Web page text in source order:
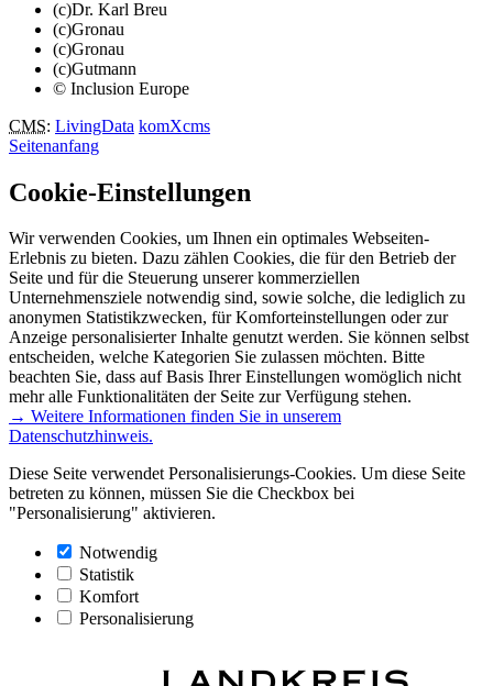
(c)Dr. Karl Breu
(c)Gronau
(c)Gronau
(c)Gutmann
© Inclusion Europe
CMS: LivingData komXcms
Seitenanfang
Cookie-Einstellungen
Wir verwenden Cookies, um Ihnen ein optimales Webseiten-
Erlebnis zu bieten. Dazu zählen Cookies, die für den Betrieb der
Seite und für die Steuerung unserer kommerziellen
Unternehmensziele notwendig sind, sowie solche, die lediglich zu
anonymen Statistikzwecken, für Komforteinstellungen oder zur
Anzeige personalisierter Inhalte genutzt werden. Sie können selbst
entscheiden, welche Kategorien Sie zulassen möchten. Bitte
beachten Sie, dass auf Basis Ihrer Einstellungen womöglich nicht
mehr alle Funktionalitäten der Seite zur Verfügung stehen.
→ Weitere Informationen finden Sie in unserem
Datenschutzhinweis.
Diese Seite verwendet Personalisierungs-Cookies. Um diese Seite
betreten zu können, müssen Sie die Checkbox bei
"Personalisierung" aktivieren.
Notwendig
Statistik
Komfort
Personalisierung